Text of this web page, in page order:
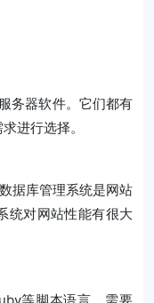
务器软件。它们都有
进行选择。
据库管理系统是网站
统对网站性能有很大
等脚本语言，需要